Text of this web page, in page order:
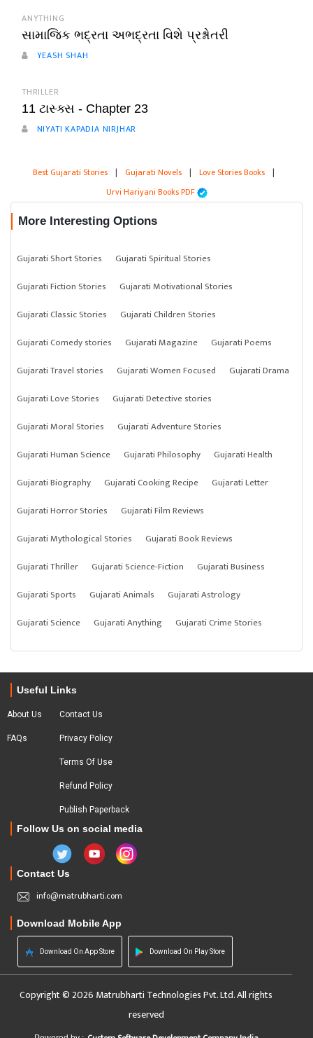
ANYTHING
સામાજિક ભદ્રતા અભદ્રતા વિશે પ્રશ્નોતરી
YEASH SHAH
THRILLER
11 ટાસ્ક્સ - Chapter 23
NIYATI KAPADIA NIRJHAR
Best Gujarati Stories | Gujarati Novels | Love Stories Books |
Urvi Hariyani Books PDF
More Interesting Options
Gujarati Short Stories
Gujarati Spiritual Stories
Gujarati Fiction Stories
Gujarati Motivational Stories
Gujarati Classic Stories
Gujarati Children Stories
Gujarati Comedy stories
Gujarati Magazine
Gujarati Poems
Gujarati Travel stories
Gujarati Women Focused
Gujarati Drama
Gujarati Love Stories
Gujarati Detective stories
Gujarati Moral Stories
Gujarati Adventure Stories
Gujarati Human Science
Gujarati Philosophy
Gujarati Health
Gujarati Biography
Gujarati Cooking Recipe
Gujarati Letter
Gujarati Horror Stories
Gujarati Film Reviews
Gujarati Mythological Stories
Gujarati Book Reviews
Gujarati Thriller
Gujarati Science-Fiction
Gujarati Business
Gujarati Sports
Gujarati Animals
Gujarati Astrology
Gujarati Science
Gujarati Anything Gujarati Crime Stories
Useful Links
About Us
FAQs
Contact Us
Privacy Policy
Terms Of Use
Refund Policy
Publish Paperback
Follow Us on social media
Contact Us
info@matrubharti.com
Download Mobile App
Download On App Store Download On Play Store
Copyright © 2026 Matrubharti Technologies Pvt. Ltd. All rights
reserved